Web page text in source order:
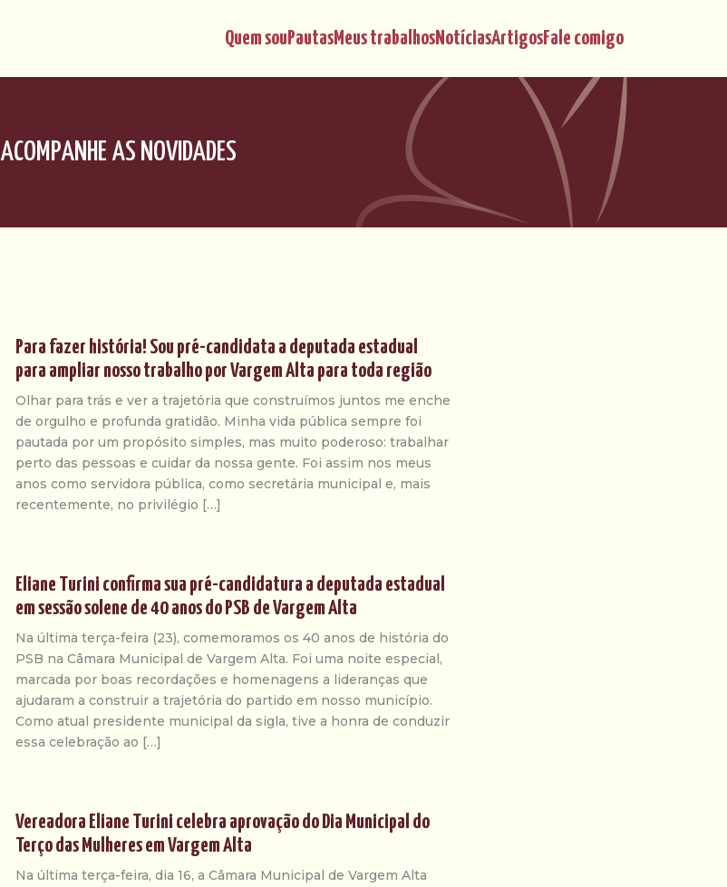
Quem sou PautasMeus trabalhosNotíciasArtigosFale comigo
ACOMPANHE AS NOVIDADES
Para fazer história! Sou pré-candidata a deputada estadual
para ampliar nosso trabalho por Vargem Alta para toda região
Olhar para trás e ver a trajetória que construímos juntos me enche
de orgulho e profunda gratidão. Minha vida pública sempre foi
pautada por um propósito simples, mas muito poderoso: trabalhar
perto das pessoas e cuidar da nossa gente. Foi assim nos meus
anos como servidora pública, como secretária municipal e, mais
recentemente, no privilégio […]
Eliane Turini confirma sua pré-candidatura a deputada estadual
em sessão solene de 40 anos do PSB de Vargem Alta
Na última terça-feira (23), comemoramos os 40 anos de história do
PSB na Câmara Municipal de Vargem Alta. Foi uma noite especial,
marcada por boas recordações e homenagens a lideranças que
ajudaram a construir a trajetória do partido em nosso município.
Como atual presidente municipal da sigla, tive a honra de conduzir
essa celebração ao […]
Vereadora Eliane Turini celebra aprovação do Dia Municipal do
Terço das Mulheres em Vargem Alta
Na última terça-feira, dia 16, a Câmara Municipal de Vargem Alta